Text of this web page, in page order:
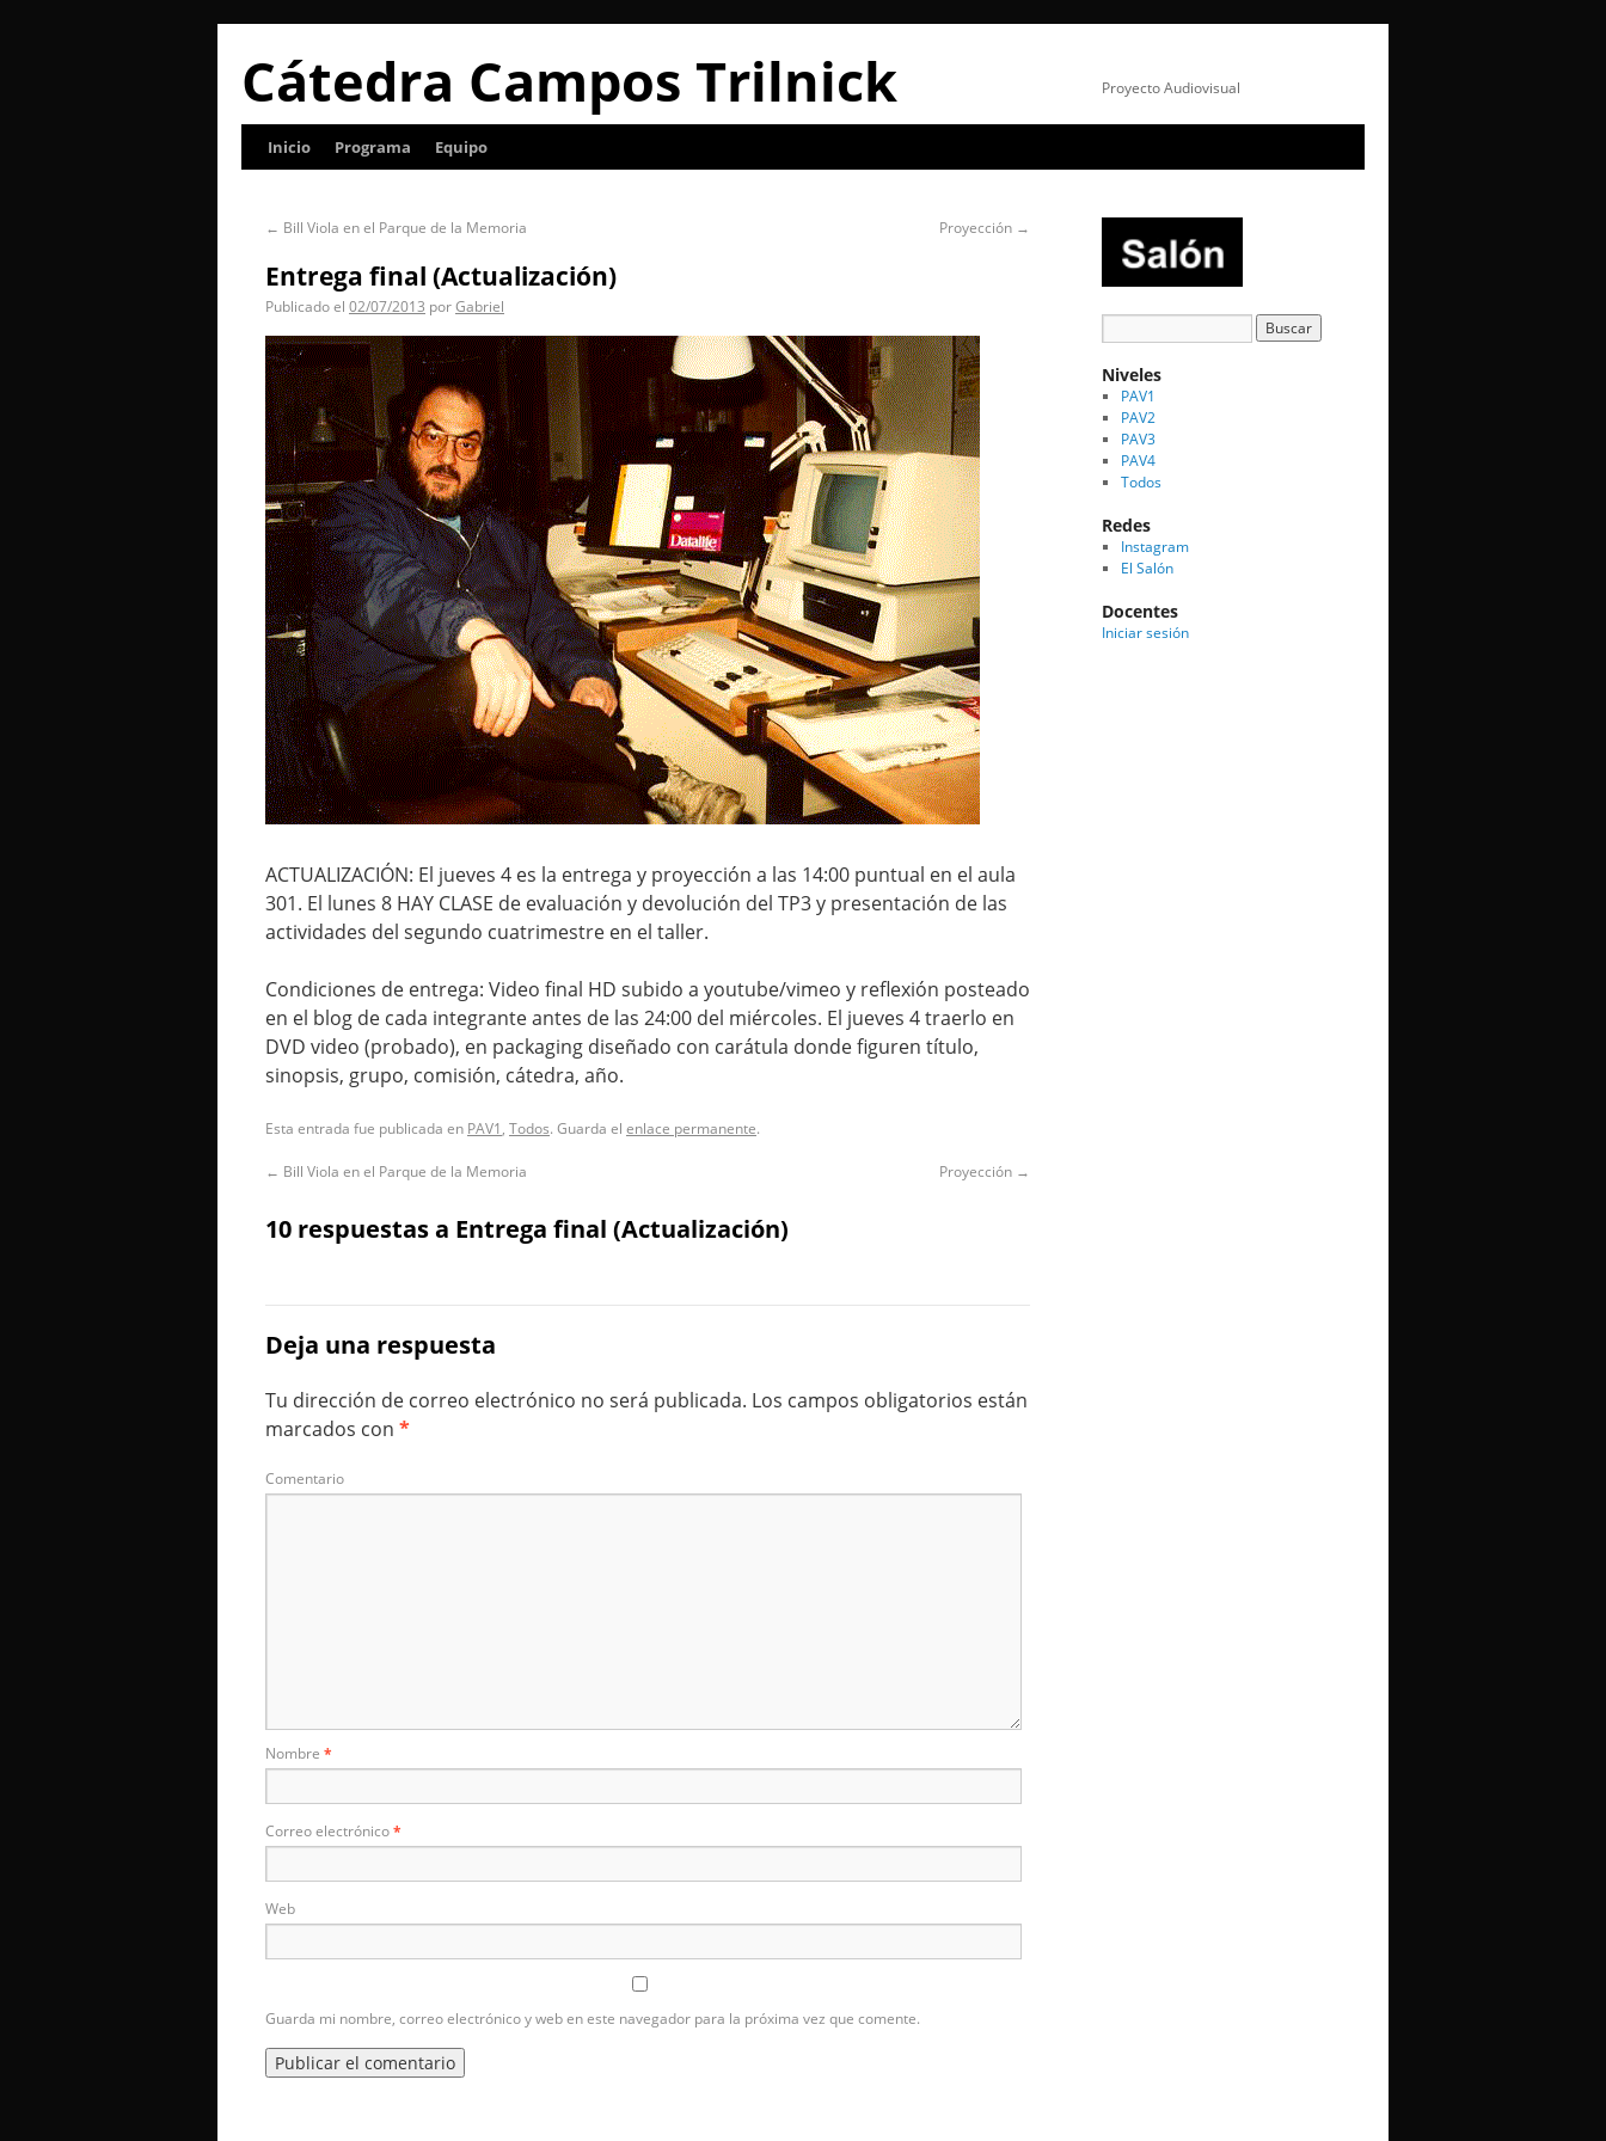
Cátedra Campos Trilnick Proyecto Audiovisual
Inicio Programa Equipo
← Bill Viola en el Parque de la Memoria Proyección →
Entrega final (Actualización)
Publicado el 02/07/2013 porGabriel
ACTUALIZACIÓN: El jueves 4 es la entrega y proyección a las 14:00 puntual en el aula
301. El lunes 8 HAY CLASE de evaluación y devolución del TP3 y presentación de las
actividades del segundo cuatrimestre en el taller.
Condiciones de entrega: Video final HD subido a youtube/vimeo y reflexión posteado
en el blog de cada integrante antes de las 24:00 del miércoles. El jueves 4 traerlo en
DVD video (probado), en packaging diseñado con carátula donde figuren título,
sinopsis, grupo, comisión, cátedra, año.
Esta entrada fue publicada en PAV1 , Todos. Guarda el enlace permanente.
← Bill Viola en el Parque de la Memoria Proyección →
10 respuestas a Entrega final (Actualización)
Deja una respuesta
Tu dirección de correo electrónico no será publicada. Los campos obligatorios están
marcados con *
Comentario
Nombre *
Correo electrónico*
Web
Guarda mi nombre, correo electrónico y web en este navegador para la próxima vez que comente.
Niveles
PAV1
PAV2
PAV3
PAV4
Todos
Redes
Instagram
El Salón
Docentes
Iniciar sesión